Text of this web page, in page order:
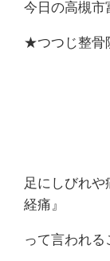
こ
り
坐
骨
神
今日の高槻市
★つつじ整骨
足にしびれ
経痛』
って言われる